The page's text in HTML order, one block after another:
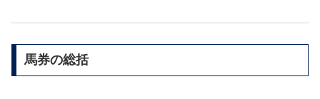
馬券の総括